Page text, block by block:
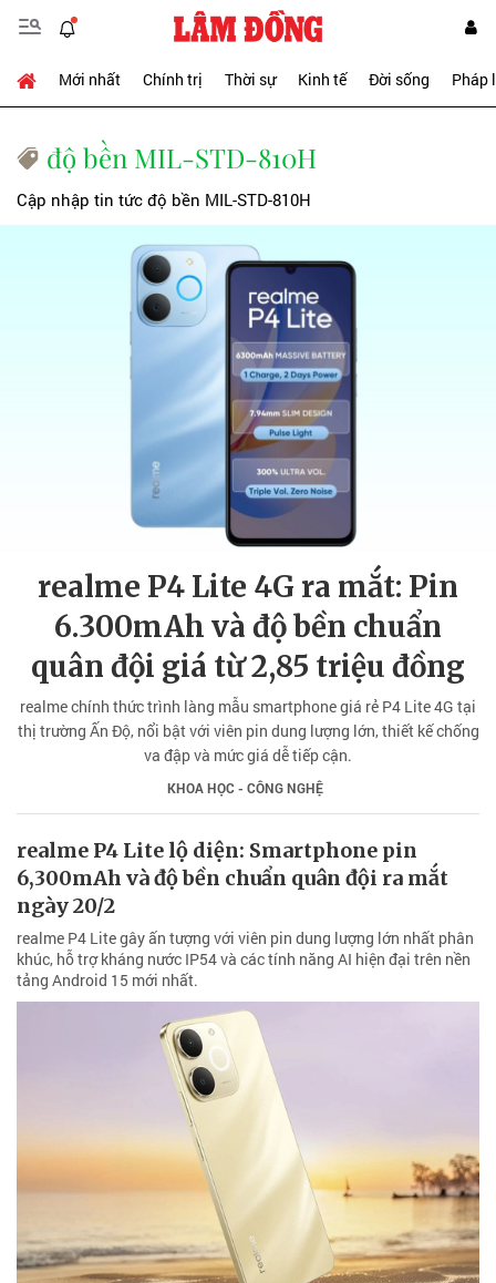
Mới nhất Chính trị Thời sự Kinh tế Đời sống Pháp
độ bền MIL-STD-810H
Cập nhập tin tức độ bền MIL-STD-810H
realme P4 Lite 4G ra mắt: Pin
6.300mAh và độ bền chuẩn
quân đội giá từ 2,85 triệu đồng
realme chính thức trình làng mẫu smartphone giá rẻ P4 Lite 4G tại
thị trường Ấn Độ, nổi bật với viên pin dung lượng lớn, thiết kế chống
va đập và mức giá dễ tiếp cận.
KHOA HỌC - CÔNG NGHỆ
realme P4 Lite lộ diện: Smartphone pin
6,300mAh và độ bền chuẩn quân đội ra mắt
ngày 20/2
realme P4 Lite gây ấn tượng với viên pin dung lượng lớn nhất phân
khúc, hỗ trợ kháng nước IP54 và các tính năng AI hiện đại trên nền
tảng Android 15 mới nhất.